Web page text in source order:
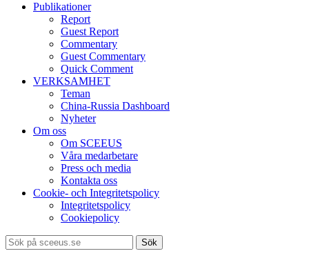
Publikationer
Report
Guest Report
Commentary
Guest Commentary
Quick Comment
VERKSAMHET
Teman
China-Russia Dashboard
Nyheter
Om oss
Om SCEEUS
Våra medarbetare
Press och media
Kontakta oss
Cookie- och Integritetspolicy
Integritetspolicy
Cookiepolicy
Sök